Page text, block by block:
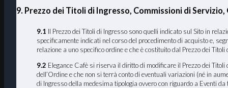
9. Prezzo dei Titoli di Ingresso, Commissioni di
9.1 Il Prezzo dei Titoli di Ingresso sono quelli indicato sul Sito in
specificamente indicati nel corso del procedimento di acquisto e,
relazione a uno specifico ordine e che è costituito dal Prezzo dei Titoli
9.2 Elegance Cafè si riserva il diritto di modificare il Prezzo dei
dell’Ordine e che non si terrà conto di eventuali variazioni (né in
di Ingresso della medesima tipologia ovvero con riguardo a Eventi